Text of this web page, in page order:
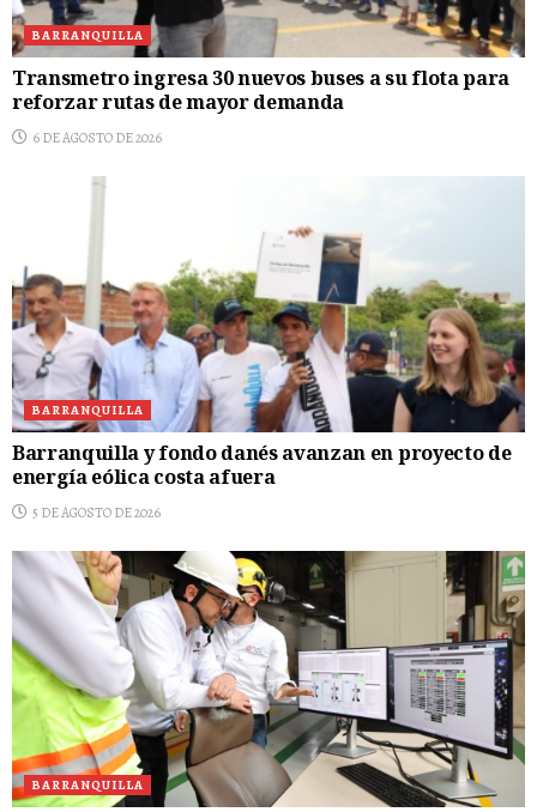
BARRANQUILLA
Transmetro ingresa 30 nuevos buses a su flota para
reforzar rutas de mayor demanda
6 DE AGOSTO DE 2026
BARRANQUILLA
Barranquilla y fondo danés avanzan en proyecto de
energía eólica costa afuera
5 DE AGOSTO DE 2026
BARRANQUILLA